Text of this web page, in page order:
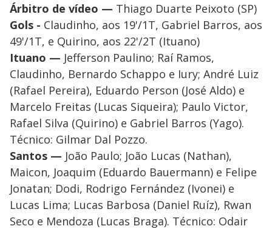
Árbitro de vídeo — Thiago Duarte Peixoto (SP)
Gols - Claudinho, aos 19'/1T, Gabriel Barros, aos
49'/1T, e Quirino, aos 22'/2T (Ituano)
Ituano — Jefferson Paulino; Raí Ramos,
Claudinho, Bernardo Schappo e Iury; André Luiz
(Rafael Pereira), Eduardo Person (José Aldo) e
Marcelo Freitas (Lucas Siqueira); Paulo Victor,
Rafael Silva (Quirino) e Gabriel Barros (Yago).
Técnico: Gilmar Dal Pozzo.
Santos — João Paulo; João Lucas (Nathan),
Maicon, Joaquim (Eduardo Bauermann) e Felipe
Jonatan; Dodi, Rodrigo Fernández (Ivonei) e
Lucas Lima; Lucas Barbosa (Daniel Ruíz), Rwan
Seco e Mendoza (Lucas Braga). Técnico: Odair